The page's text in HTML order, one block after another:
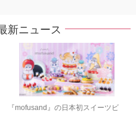
新ニュース
『mofusand』の日本初スイーツビ